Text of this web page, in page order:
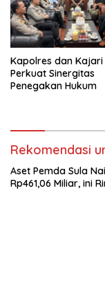
Kapolres dan Kajari
Perkuat Sinergitas
Penegakan Hukum
Rekomendasi
Aset Pemda Sula
Rp461,06 Miliar, ini